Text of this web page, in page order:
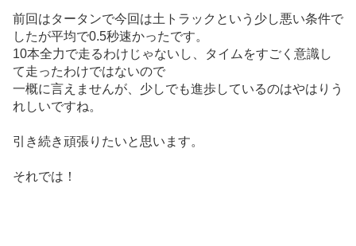
前回はタータンで今回は土トラックという少し悪い条件で
したが平均で0.5秒速かったです。
10本全力で走るわけじゃないし、タイムをすごく意識し
て走ったわけではないので
一概に言えませんが、少しでも進歩しているのはやはりう
れしいですね。
引き続き頑張りたいと思います。
それでは！